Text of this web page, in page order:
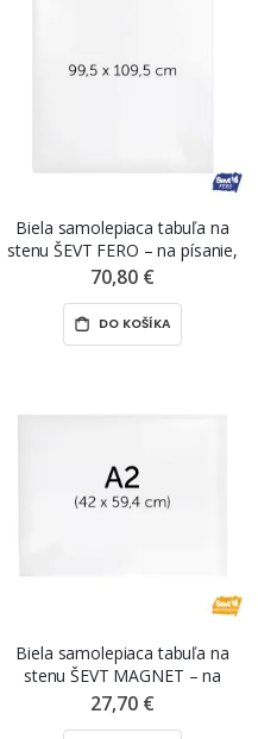
Biela samolepiaca tabuľa na
stenu ŠEVT FERO – na písanie,
99,5 x 109,5 cm
70,80 €
DO KOŠÍKA
Biela samolepiaca tabuľa na
stenu ŠEVT MAGNET – na
projekciu, A2, 59,4 x 42 cm
27,70 €